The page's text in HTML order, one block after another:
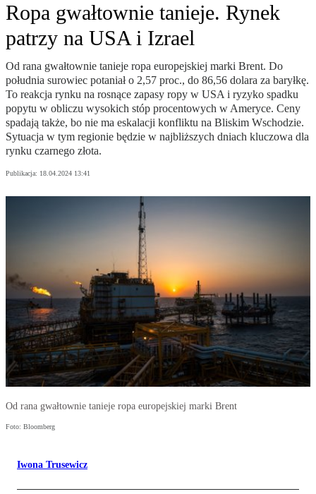
Ropa gwałtownie tanieje. Rynek
patrzy na USA i Izrael
Od rana gwałtownie tanieje ropa europejskiej marki Brent. Do
południa surowiec potaniał o 2,57 proc., do 86,56 dolara za baryłkę.
To reakcja rynku na rosnące zapasy ropy w USA i ryzyko spadku
popytu w obliczu wysokich stóp procentowych w Ameryce. Ceny
spadają także, bo nie ma eskalacji konfliktu na Bliskim Wschodzie.
Sytuacja w tym regionie będzie w najbliższych dniach kluczowa dla
rynku czarnego złota.
Publikacja: 18.04.2024 13:41
Od rana gwałtownie tanieje ropa europejskiej marki Brent
Foto: Bloomberg
Iwona Trusewicz